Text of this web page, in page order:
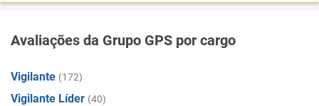
Avaliações da Grupo GPS por cargo
Vigilante (172)
Vigilante Líder (40)